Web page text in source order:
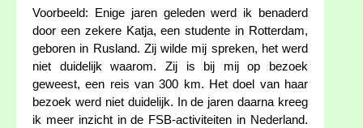
Voorbeeld: Enige jaren geleden werd ik benaderd
door een zekere Katja, een studente in Rotterdam,
geboren in Rusland. Zij wilde mij spreken, het werd
niet duidelijk waarom. Zij is bij mij op bezoek
geweest, een reis van 300 km. Het doel van haar
bezoek werd niet duidelijk. In de jaren daarna kreeg
ik meer inzicht in de FSB-activiteiten in Nederland.